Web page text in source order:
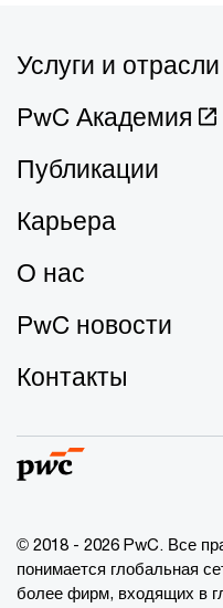
Услуги и отрасли
PwC Академия
Публикации
Карьера
О нас
PwC новости
Контакты
© 2018 - 2026 PwC. Все
понимается глобальная
более фирм, входящих в